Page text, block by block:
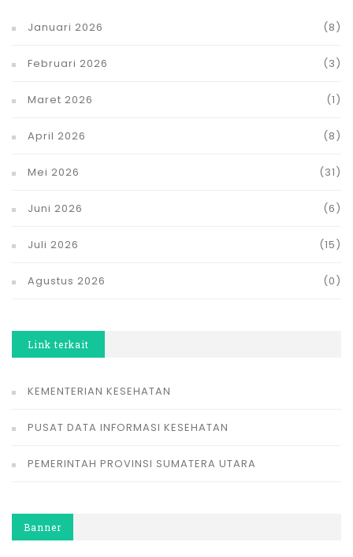
Januari 2026 (8)
Februari 2026 (3)
Maret 2026 (1)
April 2026 (8)
Mei 2026 (31)
Juni 2026 (6)
Juli 2026 (15)
Agustus 2026 (0)
Link terkait
KEMENTERIAN KESEHATAN
PUSAT DATA INFORMASI KESEHATAN
PEMERINTAH PROVINSI SUMATERA UTARA
Banner